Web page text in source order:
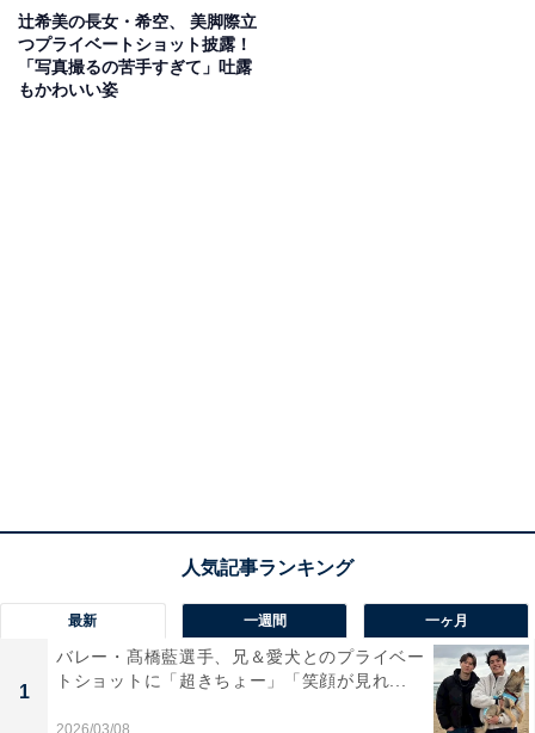
辻希美の長女・希空、 美脚際立
つプライベートショット披露！
「写真撮るの苦手すぎて」吐露
もかわいい姿
最新 一週間 一ヶ月
1
バレー・髙橋藍選手、兄＆愛犬とのプライベー
トショットに「超きちょー」「笑顔が見れ...